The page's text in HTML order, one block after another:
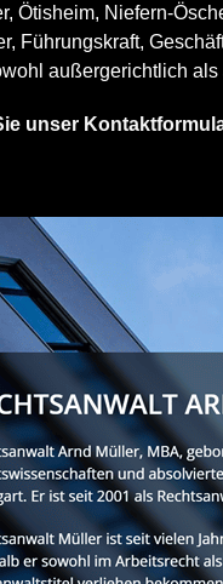
Ötisheim, Niefern-
Führungskraft,
außergerichtlich als
unser